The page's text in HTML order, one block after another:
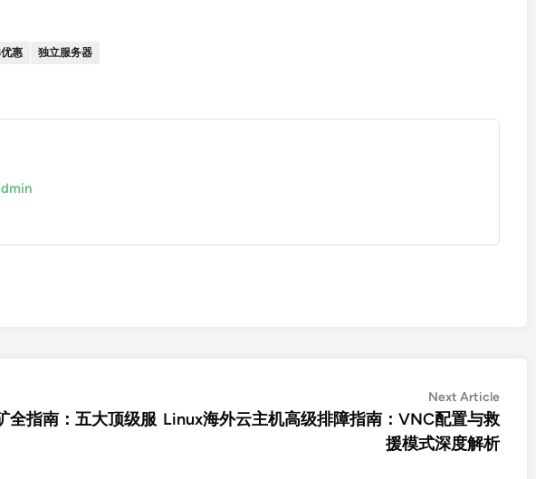
惠 独立服务器
全指南：五大顶级服
Next ArticleNext
article:
Linux海外云主机高级排障指南：VNC配置与救
援模式深度解析